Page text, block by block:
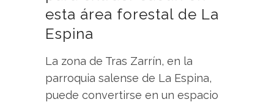
esta área forestal de La
Espina
La zona de Tras Zarrín, en la
parroquia salense de La Espina,
puede convertirse en un espacio